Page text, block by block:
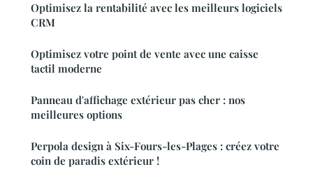
Optimisez la rentabilité avec les meilleurs logiciels
CRM
Optimisez votre point de vente avec une caisse
tactil moderne
Panneau d'affichage extérieur pas cher : nos
meilleures options
Perpola design à Six-Fours-les-Plages : créez votre
coin de paradis extérieur !